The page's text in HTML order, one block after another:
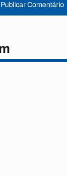
Publicar Comentário